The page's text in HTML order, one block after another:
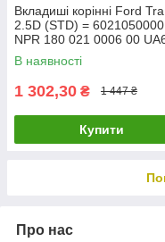
Вкладиші корінні Ford
2.5D (STD) = 6021050000
NPR 180 021 0006 00
В наявності
1 302,30 ₴ 1 447 ₴
Купити
Про нас